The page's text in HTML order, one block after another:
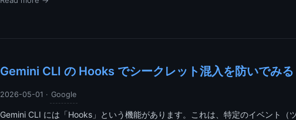
Gemini CLI の Hooks でシークレット混入を防いでみる
2026-05-01 · Google
Gemini CLI には「Hooks」という機能があります。これは、特定のイベント（